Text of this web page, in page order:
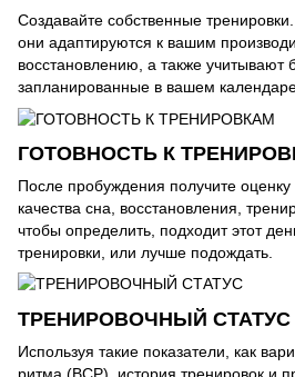
Создавайте собственные
они адаптируются к вашим
восстановлению, а также учитывают
запланированные в вашем
ГОТОВНОСТЬ К
После пробуждения получите оценку
качества сна, восстановления,
чтобы определить, подходит этот
тренировки, или лучше подождать.
ТРЕНИРОВОЧНЫЙ СТАТУС
Используя такие показатели, как